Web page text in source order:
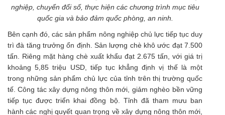
nghiệp, chuyển đổi số, thực hiện các chương trình mục tiêu
quốc gia và bảo đảm quốc phòng, an ninh.
Bên cạnh đó, các sản phẩm nông nghiệp chủ lực tiếp tục duy
trì đà tăng trưởng ổn định. Sản lượng chè khô ước đạt 7.500
tấn. Riêng mặt hàng chè xuất khẩu đạt 2.675 tấn, với giá trị
khoảng 5,85 triệu USD, tiếp tục khẳng định vị thế là một
trong những sản phẩm chủ lực của tỉnh trên thị trường quốc
tế. Công tác xây dựng nông thôn mới, giảm nghèo bền vững
tiếp tục được triển khai đồng bộ. Tỉnh đã tham mưu ban
hành các nghị quyết quan trọng về xây dựng nông thôn mới,